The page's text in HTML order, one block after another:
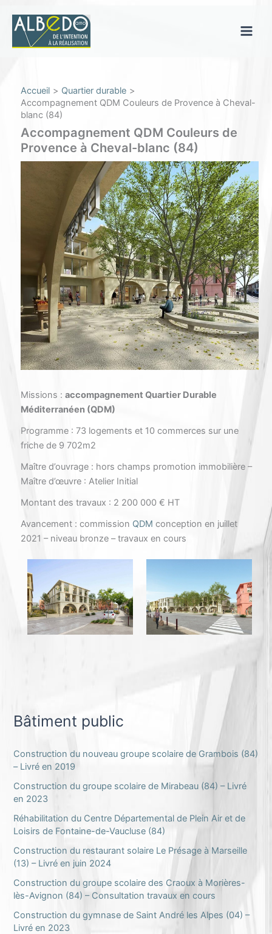
contenu
Accueil
Quartier durable
Accompagnement QDM Couleurs de Provence à Cheval-
blanc (84)
Accompagnement QDM Couleurs de
Provence à Cheval-blanc (84)
Missions :accompagnement Quartier Durable
Méditerranéen (QDM)
Programme : 73 logements et 10 commerces sur une
friche de 9 702m2
Maître d’ouvrage : hors champs promotion immobilière –
Maître d’œuvre : Atelier Initial
Montant des travaux : 2 200 000 € HT
Avancement : commission QDMconception en juillet
2021 – niveau bronze – travaux en cours
Bâtiment public
Construction du nouveau groupe scolaire de Grambois (84)
– Livré en 2019
Construction du groupe scolaire de Mirabeau (84) – Livré
en 2023
Réhabilitation du Centre Départemental de Plein Air et de
Loisirs de Fontaine-de-Vaucluse (84)
Construction du restaurant solaire Le Présage à Marseille
(13) – Livré en juin 2024
Construction du groupe scolaire des Craoux à Morières-
lès-Avignon (84) – Consultation travaux en cours
Construction du gymnase de Saint André les Alpes (04) –
Livré en 2023